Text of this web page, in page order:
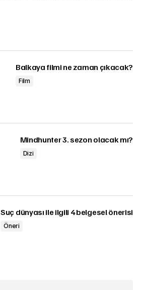
Balkaya filmi ne zaman çıkacak?
Film
Mindhunter 3. sezon olacak mı?
Dizi
Suç dünyası ile ilgili 4 belgesel önerisi
Öneri